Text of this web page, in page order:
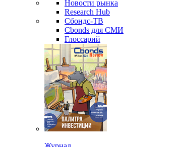
Новости & Research Hub
Новости рынка
Research Hub
Сбондс-ТВ
Cbonds для СМИ
Глоссарий